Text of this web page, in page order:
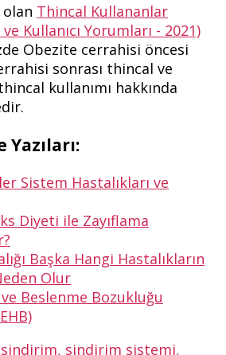
olan Thincal Kullananlar
Kullanıcı Yorumları - 2021)
Obezite cerrahisi öncesi
sonrası thincal ve
kullanımı hakkında
Sistem Hastalıkları ve
Diyeti ile Zayıflama
Başka Hangi Hastalıkların
Olur
Beslenme Bozukluğu
sindirim, sindirim sistemi,